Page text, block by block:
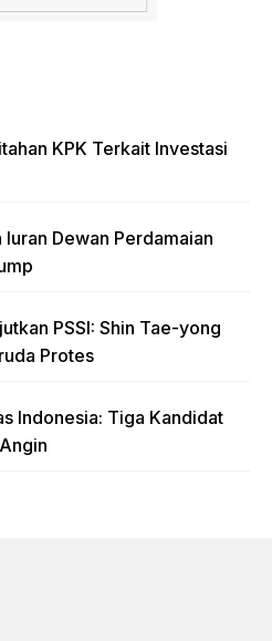
KPK Terkait Investasi
Dewan Perdamaian
PSSI: Shin Tae-yong
Protes
Indonesia: Tiga Kandidat